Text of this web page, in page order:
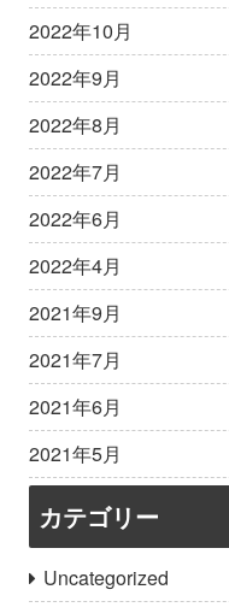
2022年10月
2022年9月
2022年8月
2022年7月
2022年6月
2022年4月
2021年9月
2021年7月
2021年6月
2021年5月
カテゴリー
Uncategorized